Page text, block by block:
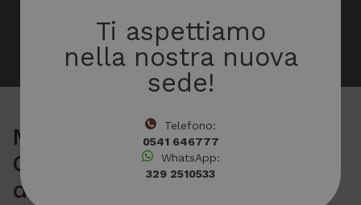
QUESTA PROPOSTA È
SCADUTA
MAIORCA – Ciao Club
GLOBALES SAMOA – Volo
da Bologna
Ti aspettiamo
nella nostra nuova
sede!
Telefono:
0541 646777
WhatsApp:
329 2510533